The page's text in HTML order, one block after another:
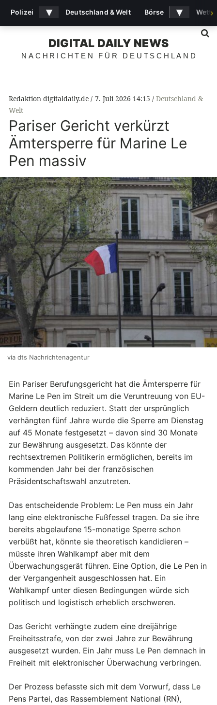
DIGITAL DAILY NEWS
NACHRICHTEN FÜR DEUTSCHLAND
Redaktion digitaldaily.de 7. Juli 2026 14:15
Deutschland &
Welt
Pariser Gericht verkürzt
Ämtersperre für Marine Le
Pen massiv
via dts Nachrichtenagentur
Ein Pariser Berufungsgericht hat die Ämtersperre für
Marine Le Pen im Streit um die Veruntreuung von EU-
Geldern deutlich reduziert. Statt der ursprünglich
verhängten fünf Jahre wurde die Sperre am Dienstag
auf 45 Monate festgesetzt – davon sind 30 Monate
zur Bewährung ausgesetzt. Das könnte der
rechtsextremen Politikerin ermöglichen, bereits im
kommenden Jahr bei der französischen
Präsidentschaftswahl anzutreten.
Das entscheidende Problem: Le Pen muss ein Jahr
lang eine elektronische Fußfessel tragen. Da sie ihre
bereits abgelaufene 15-monatige Sperre schon
verbüßt hat, könnte sie theoretisch kandidieren –
müsste ihren Wahlkampf aber mit dem
Überwachungsgerät führen. Eine Option, die Le Pen in
der Vergangenheit ausgeschlossen hat. Ein
Wahlkampf unter diesen Bedingungen würde sich
politisch und logistisch erheblich erschweren.
Das Gericht verhängte zudem eine dreijährige
Freiheitsstrafe, von der zwei Jahre zur Bewährung
ausgesetzt wurden. Ein Jahr muss Le Pen demnach in
Freiheit mit elektronischer Überwachung verbringen.
Der Prozess befasste sich mit dem Vorwurf, dass Le
Pens Partei, das Rassemblement National (RN),
Polizei ▾ Deutschland & Welt Börse ▾ ›